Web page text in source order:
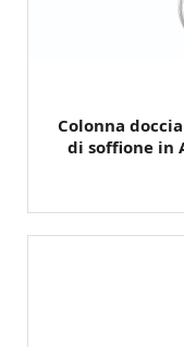
Colonna
di soffione in